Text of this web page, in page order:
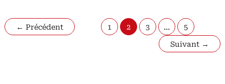
Nettement
(1842)
Louis-
← Précédent 1 2 3 …
5
Suivant →